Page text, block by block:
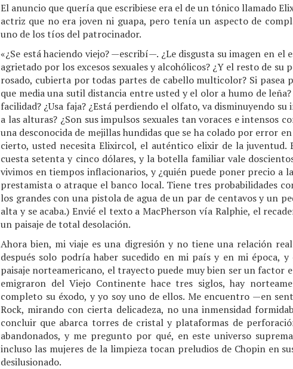
El anuncio que quería que escribiese era el de un tónico llamado
actriz que no era joven ni guapa, pero tenía un aspecto de
uno de los tíos del patrocinador.
«¿Se está haciendo viejo? —escribí—. ¿Le disgusta su imagen en el
agrietado por los excesos sexuales y alcohólicos? ¿Y el resto de
rosado, cubierta por todas partes de cabello multicolor? Si pasea
que media una sutil distancia entre usted y el olor a humo de
facilidad? ¿Usa faja? ¿Está perdiendo el olfato, va disminuyendo
a las alturas? ¿Son sus impulsos sexuales tan voraces e intensos
una desconocida de mejillas hundidas que se ha colado por error
cierto, usted necesita Elixircol, el auténtico elixir de la
cuesta setenta y cinco dólares, y la botella familiar vale
vivimos en tiempos inflacionarios, y ¿quién puede poner precio a
prestamista o atraque el banco local. Tiene tres probabilidades
los grandes con una pistola de agua de un par de centavos y un
alta y se acaba.) Envié el texto a MacPherson vía Ralphie, el
un paisaje de total desolación.
Ahora bien, mi viaje es una digresión y no tiene una relación
después solo podría haber sucedido en mi país y en mi época,
paisaje norteamericano, el trayecto puede muy bien ser un factor
emigraron del Viejo Continente hace tres siglos, hay
completo su éxodo, y yo soy uno de ellos. Me encuentro —en
Rock, mirando con cierta delicadeza, no una inmensidad
concluir que abarca torres de cristal y plataformas de
abandonados, y me pregunto por qué, en este universo
incluso las mujeres de la limpieza tocan preludios de Chopin en
desilusionado.